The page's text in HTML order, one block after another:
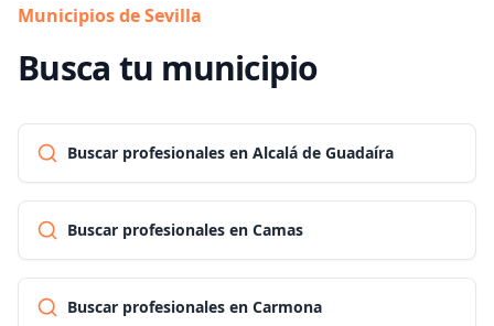
Municipios de Sevilla
Busca tu municipio
Buscar profesionales en Alcalá de Guadaíra
Buscar profesionales en Camas
Buscar profesionales en Carmona